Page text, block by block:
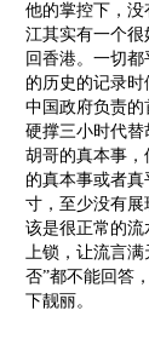
他的掌控下，没
江其实有一个
回香港。一切
的历史的记录
中国政府负责
硬撑三小时代替
胡哥的真本事
的真本事或者
寸，至少没有
该是很正常的
上锁，让流言满
否”都不能回答
下靓丽。